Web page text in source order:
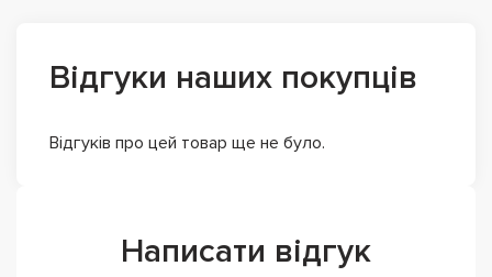
Відгуки наших покупців
Відгуків про цей товар ще не було.
Написати відгук